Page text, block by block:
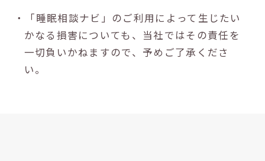
・「睡眠相談ナビ」のご利用によって生じたい
かなる損害についても、当社ではその責任を
一切負いかねますので、予めご了承くださ
い。